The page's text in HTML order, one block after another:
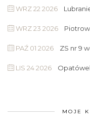
WRZ 22 2026
WRZ 23 2026
PAŹ 01 2026 ZS nr 9
LIS 24 2026
MOJE